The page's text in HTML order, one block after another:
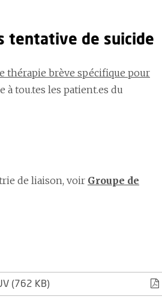
tentative de suicide
thérapie brève spécifique pour
à tou.tes les patient.es du
de liaison, voir Groupe de
(762 KB)